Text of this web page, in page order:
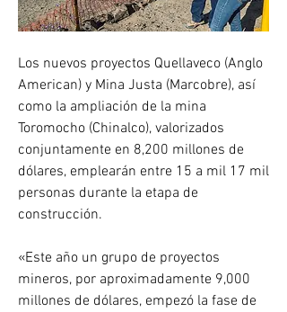
Los nuevos proyectos Quellaveco (Anglo
American) y Mina Justa (Marcobre), así
como la ampliación de la mina
Toromocho (Chinalco), valorizados
conjuntamente en 8,200 millones de
dólares, emplearán entre 15 a mil 17 mil
personas durante la etapa de
construcción.
«Este año un grupo de proyectos
mineros, por aproximadamente 9,000
millones de dólares, empezó la fase de